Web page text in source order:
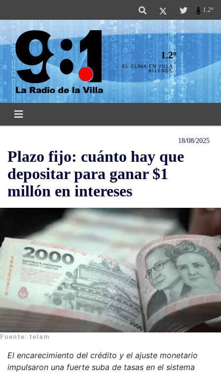
1.2º
1.2º
EL CLIMA EN VILLA
ALLENDE
18/08/2025
Plazo fijo: cuánto hay que
depositar para ganar $1
millón en intereses
Fuente: telam
El encarecimiento del crédito y el ajuste monetario
impulsaron una fuerte suba de tasas en el sistema